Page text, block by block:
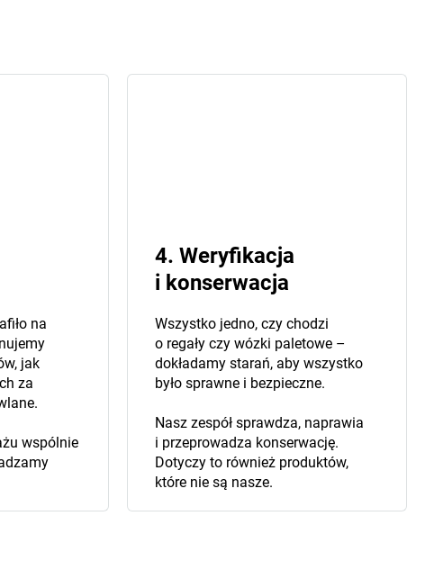
na
jak
za
wspólnie
4. Weryfikacja
i konserwacja
Wszystko jedno, czy chodzi
o regały czy wózki paletowe –
dokładamy starań, aby wszystko
było sprawne i bezpieczne.
Nasz zespół sprawdza, naprawia
i przeprowadza konserwację.
Dotyczy to również produktów,
które nie są nasze.